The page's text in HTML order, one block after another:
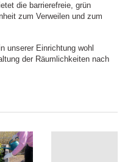
die barrierefreie, grün
zum Verweilen und zum
unserer Einrichtung wohl
der Räumlichkeiten nach